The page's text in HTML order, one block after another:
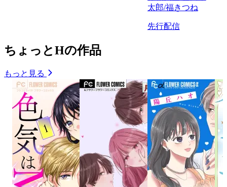
太郎/福きつね
先行配信
ちょっとHの作品
もっと見る